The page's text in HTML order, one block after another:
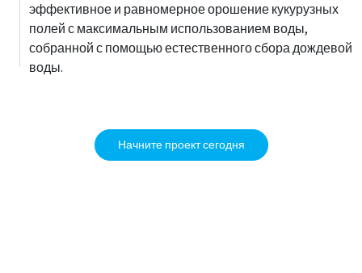
эффективное и равномерное орошение кукурузных
полей с максимальным использованием воды,
собранной с помощью естественного сбора дождевой
воды.
Начните проект сегодня